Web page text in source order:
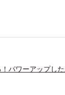
パワーアップし